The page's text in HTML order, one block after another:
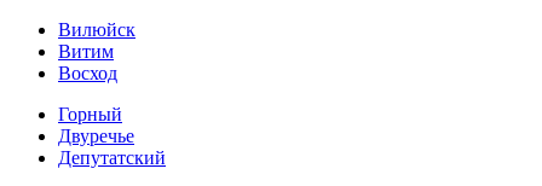
Вилюйск
Витим
Восход
Горный
Двуречье
Депутатский